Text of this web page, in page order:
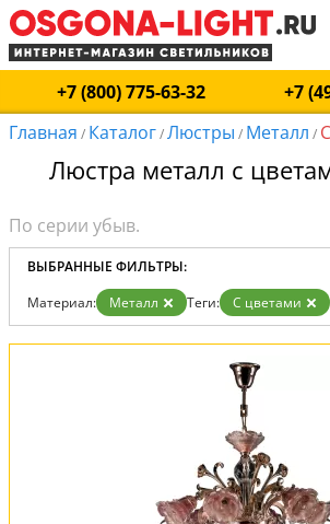
+7 (800) 775-63-32
+7
Главная / Каталог/Люстры / Металл /
Люстра металл с
ВЫБРАННЫЕ ФИЛЬТРЫ:
Материал: Металл Теги:
С цветами
Вид:
Люстры